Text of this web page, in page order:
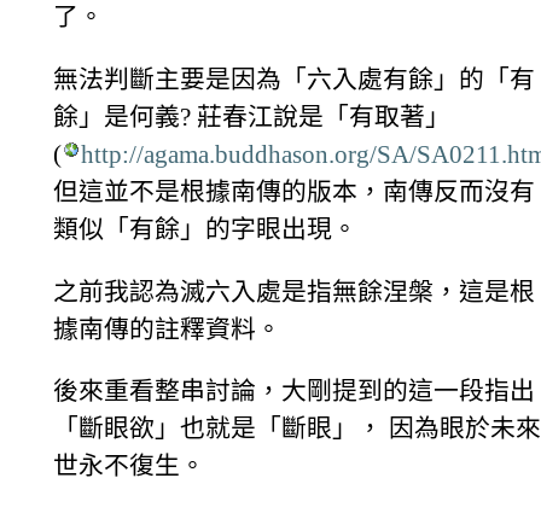
了。
無法判斷主要是因為「六入處有餘」的「有
餘」是何義? 莊春江說是「有取著」
(
http://agama.buddhason.org/SA/
但這並不是根據南傳的版本，南傳反而沒有
類似「有餘」的字眼出現。
之前我認為滅六入處是指無餘涅槃，這是根
據南傳的註釋資料。
後來重看整串討論，大剛提到的這一段指出
「斷眼欲」也就是「斷眼」， 因為眼於未來
世永不復生。